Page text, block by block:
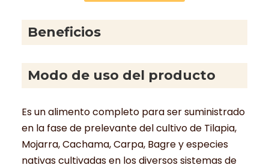
Beneficios
Modo de uso del producto
Es un alimento completo para ser suministrado
en la fase de prelevante del cultivo de Tilapia,
Mojarra, Cachama, Carpa, Bagre y especies
nativas cultivadas en los diversos sistemas de